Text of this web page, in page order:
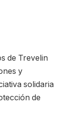
de Trevelin
y
solidaria
de